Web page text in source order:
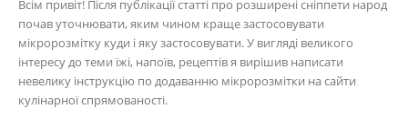
Всім привіт! Після публікації статті про розширені сніппети народ
почав уточнювати, яким чином краще застосовувати
мікророзмітку куди і яку застосовувати. У вигляді великого
інтересу до теми їжі, напоїв, рецептів я вирішив написати
невелику інструкцію по додаванню мікророзмітки на сайти
кулінарної спрямованості.